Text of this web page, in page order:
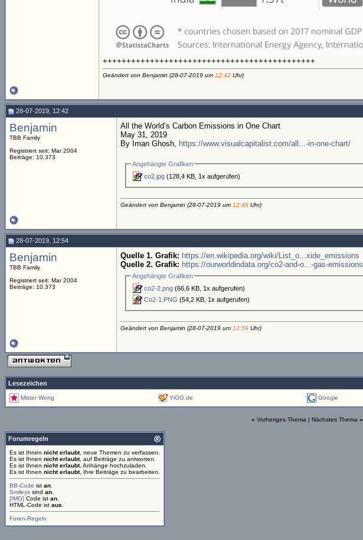
+++++++++++++++++++++++++++++++++++++++++++++
Geändert von Benjamin (28-07-2019 um 12:42 Uhr)
28-07-2019, 12:42
Benjamin
TBB Family
Registriert seit: Mar 2004
Beiträge: 10.373
All the World’s Carbon Emissions in One Chart
May 31, 2019
By Iman Ghosh, https://www.visualcapitalist.com/all...-in-one-chart/
Angehängte Grafiken
co2.jpg (128,4 KB, 1x aufgerufen)
Geändert von Benjamin (28-07-2019 um 12:48 Uhr)
28-07-2019, 12:54
Benjamin
TBB Family
Registriert seit: Mar 2004
Beiträge: 10.373
Quelle 1. Grafik: https://en.wikipedia.org/wiki/List_o...xide_emissions
Quelle 2. Grafik: https://ourworldindata.org/co2-and-o...-gas-emissions
Angehängte Grafiken
co2-2.png (66,6 KB, 1x aufgerufen)
Co2-1.PNG (54,2 KB, 1x aufgerufen)
Geändert von Benjamin (28-07-2019 um 12:59 Uhr)
Lesezeichen
Mister Wong YiGG.de Google
« Vorheriges Thema | Nächstes Thema »
Forumregeln
Es ist Ihnen nicht erlaubt, neue Themen zu verfassen.
Es ist Ihnen nicht erlaubt, auf Beiträge zu antworten.
Es ist Ihnen nicht erlaubt, Anhänge hochzuladen.
Es ist Ihnen nicht erlaubt, Ihre Beiträge zu bearbeiten.
BB-Code ist an
Smileys sind an
[IMG] Code ist an
HTML-Code ist aus
Foren-Regeln